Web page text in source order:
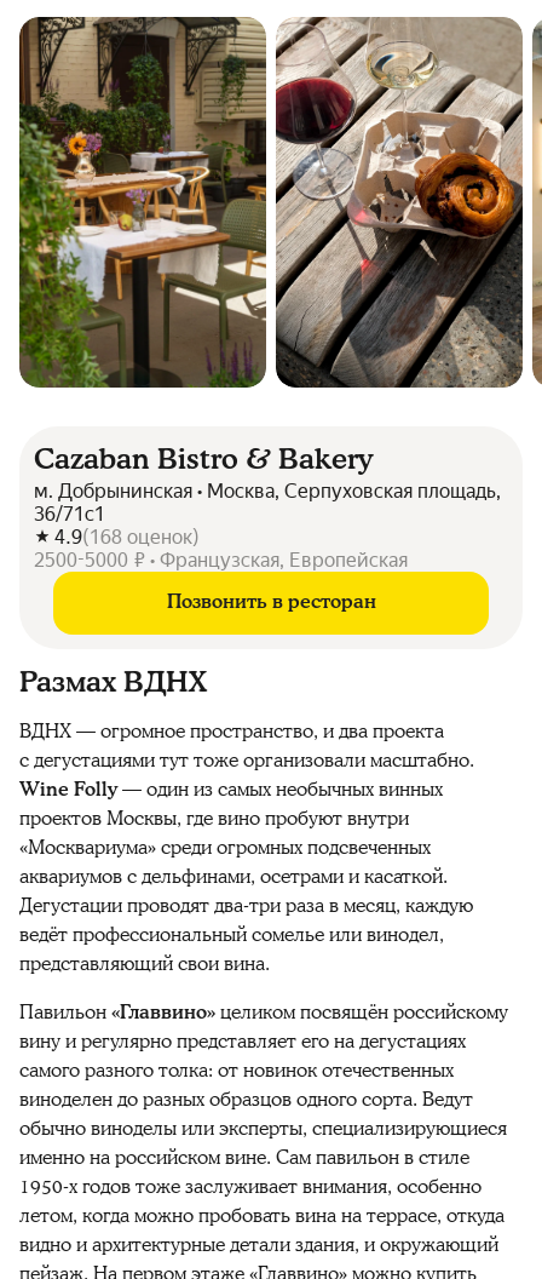
Cazaban Bistro & Bakery
м. Добрынинская • Москва, Серпуховская площадь,
36/71с1
4.9(168 оценок)
2500-5000 ₽ • Французская, Европейская
Позвонить в ресторан
Размах ВДНХ
ВДНХ — огромное пространство, и два проекта
с дегустациями тут тоже организовали масштабно.
Wine Folly— один из самых необычных винных
проектов Москвы, где вино пробуют внутри
«Москвариума» среди огромных подсвеченных
аквариумов с дельфинами, осетрами и касаткой.
Дегустации проводят два-три раза в месяц, каждую
ведёт профессиональный сомелье или винодел,
представляющий свои вина.
Павильон«Главвино»целиком посвящён российскому
вину и регулярно представляет его на дегустациях
самого разного толка: от новинок отечественных
виноделен до разных образцов одного сорта. Ведут
обычно виноделы или эксперты, специализирующиеся
именно на российском вине. Сам павильон в стиле
1950-х годов тоже заслуживает внимания, особенно
летом, когда можно пробовать вина на террасе, откуда
видно и архитектурные детали здания, и окружающий